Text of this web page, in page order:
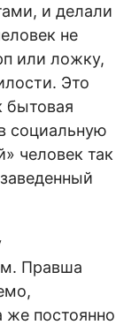
и делали
не
или ложку,
Это
бытовая
социальную
человек так
Правша
же постоянно